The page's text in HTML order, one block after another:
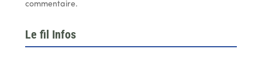
commentaire.
Le fil Infos